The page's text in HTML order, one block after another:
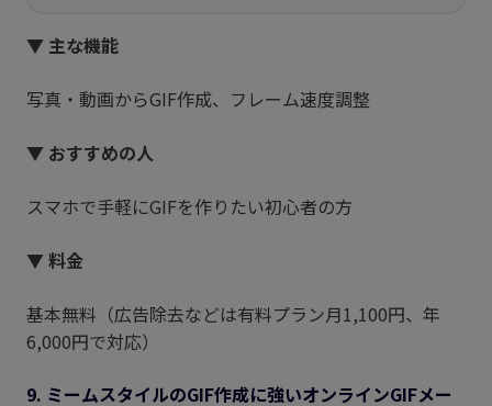
▼ 主な機能
写真・動画からGIF作成、フレーム速度調整
▼ おすすめの人
スマホで手軽にGIFを作りたい初心者の方
▼ 料金
基本無料（広告除去などは有料プラン月1,100円、年
6,000円で対応）
9. ミームスタイルのGIF作成に強いオンラインGIFメー